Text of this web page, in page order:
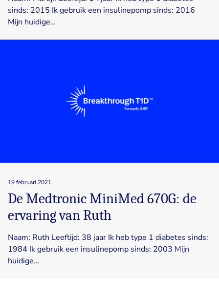
sinds: 2015 Ik gebruik een insulinepomp sinds: 2016
Mijn huidige…
19 februari 2021
De Medtronic MiniMed 670G: de
ervaring van Ruth
Naam: Ruth Leeftijd: 38 jaar Ik heb type 1 diabetes sinds:
1984 Ik gebruik een insulinepomp sinds: 2003 Mijn
huidige…